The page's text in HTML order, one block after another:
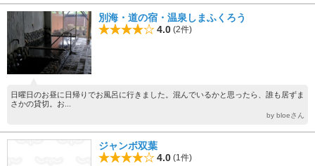
別海・道の宿・温泉しまふくろう
4.0 (2件)
日曜日のお昼に日帰りでお風呂に行きました。混んでいるかと思ったら、誰も居ずま
さかの貸切。お...
by bloeさん
ジャンボ双葉
4.0 (1件)